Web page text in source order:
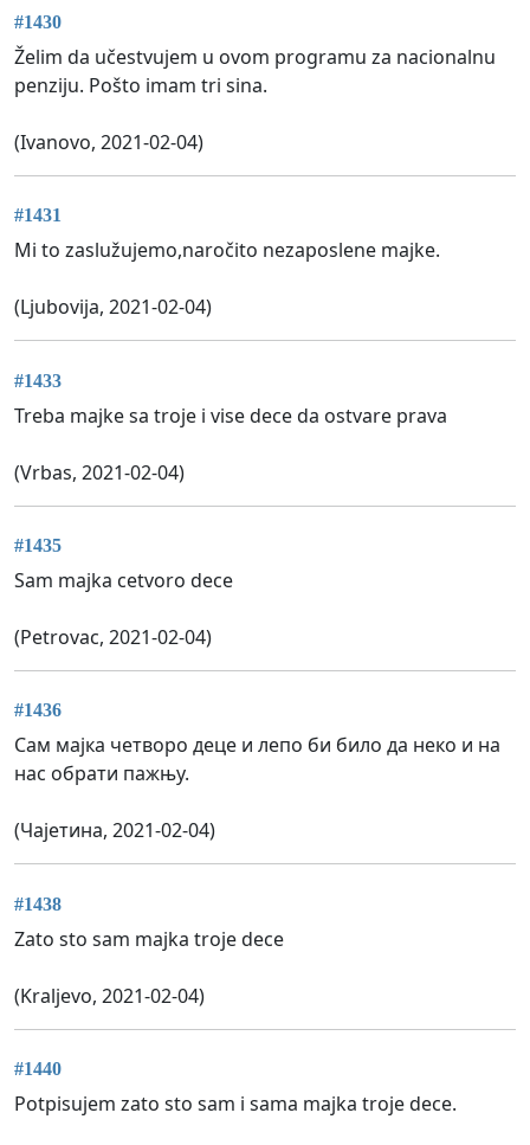
#1430
Želim da učestvujem u ovom programu za nacionalnu
penziju. Pošto imam tri sina.
(Ivanovo, 2021-02-04)
#1431
Mi to zaslužujemo,naročito nezaposlene majke.
(Ljubovija, 2021-02-04)
#1433
Treba majke sa troje i vise dece da ostvare prava
(Vrbas, 2021-02-04)
#1435
Sam majka cetvoro dece
(Petrovac, 2021-02-04)
#1436
Сам мајка четворо деце и лепо би било да неко и на
нас обрати пажњу.
(Чајетина, 2021-02-04)
#1438
Zato sto sam majka troje dece
(Kraljevo, 2021-02-04)
#1440
Potpisujem zato sto sam i sama majka troje dece.